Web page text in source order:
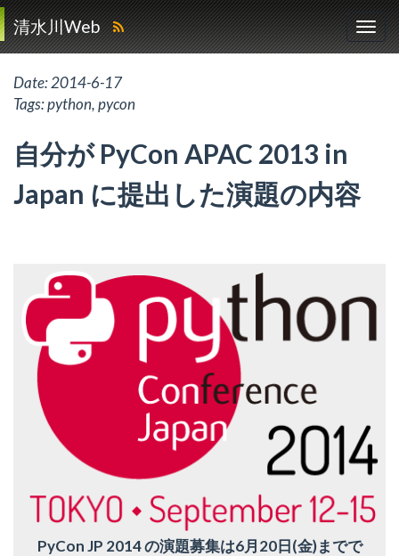
清水川Web
Date:2014-6-17
Tags:python,pycon
自分が PyCon APAC 2013 in
Japan に提出した演題の内容
PyCon JP 2014 の演題募集は6月20日(金)までで